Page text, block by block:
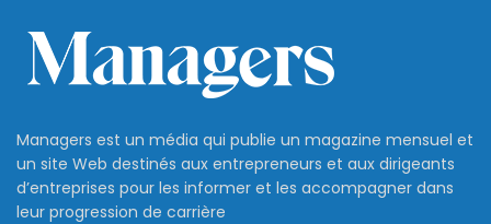
Managers est un média qui publie un magazine mensuel et
un site Web destinés aux entrepreneurs et aux dirigeants
d’entreprises pour les informer et les accompagner dans
leur progression de carrière